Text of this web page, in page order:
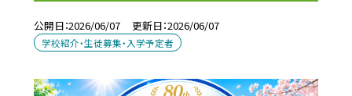
公開日 2026/06/07 更新日 2026/06/07
学校紹介・生徒募集・入学予定者